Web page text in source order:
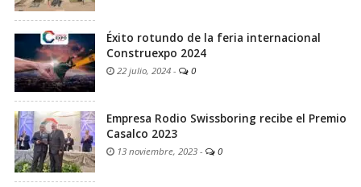
Éxito rotundo de la feria internacional
Construexpo 2024
22 julio, 2024 - 0
Empresa Rodio Swissboring recibe el Premio
Casalco 2023
13 noviembre, 2023 - 0